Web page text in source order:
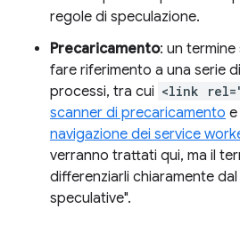
regole di speculazione.
Precaricamento: un
fare riferimento a una serie
processi, tra cui <link
scanner di precaricamento e
navigazione dei service
verranno trattati qui, ma il
differenziarli chiaramente
speculative".